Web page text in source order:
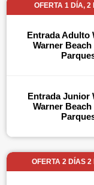
OFERTA 1 DÍA,
Entrada Adulto
Warner Beach
Entrada Junior
Warner Beach
OFERTA 2 DÍAS